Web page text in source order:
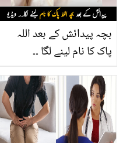
بچہ پیدائش کے بعد اللہ
پاک کا نام لینے لگا ۔۔
بچوں کی ایمان افروز
ویڈیو جنہوں نے دنیا میں
آتے ہی اللہ کا ذکر کیا